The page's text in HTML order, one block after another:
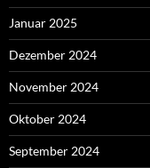
Januar 2025
Dezember 2024
November 2024
Oktober 2024
September 2024